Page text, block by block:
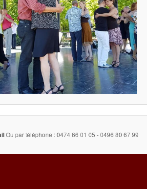
Ou par téléphone : 0474 66 01 05 - 0496 80 67 99